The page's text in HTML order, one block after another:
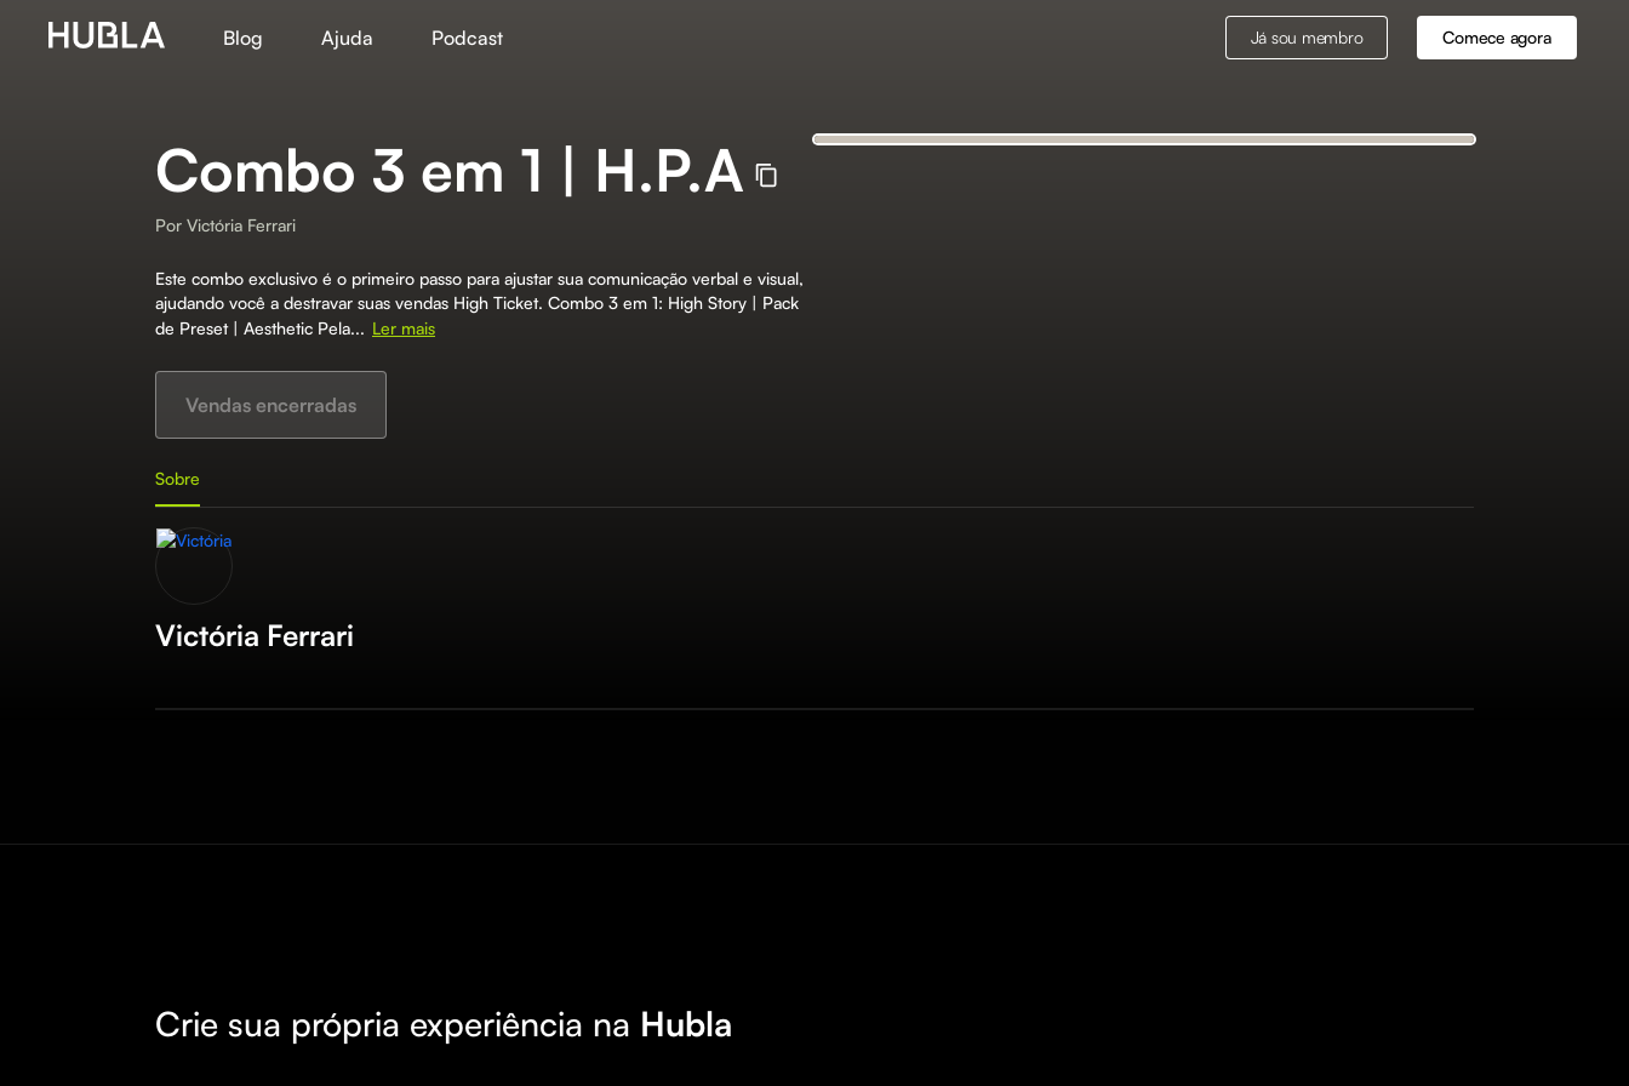
Blog Ajuda Podcast Já sou membro Comece agora
Combo 3 em 1 | H.P.A
Por Victória Ferrari
Este combo exclusivo é o primeiro passo para ajustar sua comunicação verbal e visual,
ajudando você a destravar suas vendas High Ticket. Combo 3 em 1: High Story | Pack
de Preset | Aesthetic Pela... Ler mais
Vendas encerradas
Sobre
Victória Ferrari
Crie sua própria experiência na Hubla